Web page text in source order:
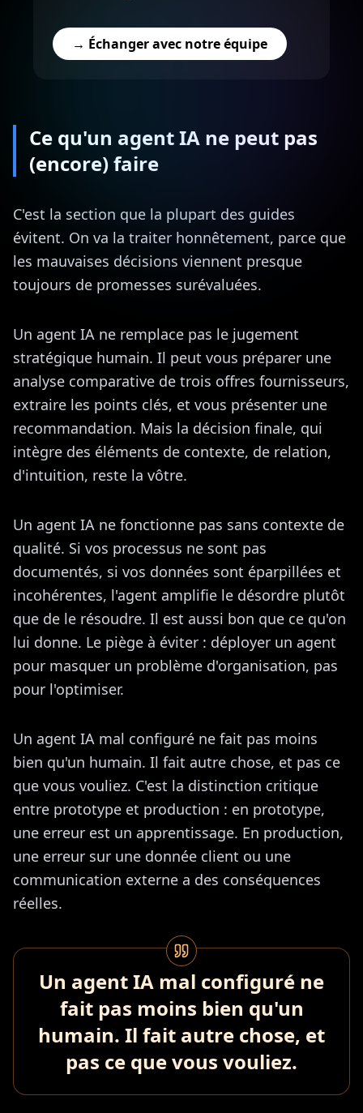
→ Échanger avec notre équipe
Ce qu'un agent IA ne peut pas
(encore) faire
C'est la section que la plupart des guides
évitent. On va la traiter honnêtement, parce que
les mauvaises décisions viennent presque
toujours de promesses surévaluées.
Un agent IA ne remplace pas le jugement
stratégique humain. Il peut vous préparer une
analyse comparative de trois offres fournisseurs,
extraire les points clés, et vous présenter une
recommandation. Mais la décision finale, qui
intègre des éléments de contexte, de relation,
d'intuition, reste la vôtre.
Un agent IA ne fonctionne pas sans contexte de
qualité. Si vos processus ne sont pas
documentés, si vos données sont éparpillées et
incohérentes, l'agent amplifie le désordre plutôt
que de le résoudre. Il est aussi bon que ce qu'on
lui donne. Le piège à éviter : déployer un agent
pour masquer un problème d'organisation, pas
pour l'optimiser.
Un agent IA mal configuré ne fait pas moins
bien qu'un humain. Il fait autre chose, et pas ce
que vous vouliez. C'est la distinction critique
entre prototype et production : en prototype,
une erreur est un apprentissage. En production,
une erreur sur une donnée client ou une
communication externe a des conséquences
réelles.
Un agent IA mal configuré ne
fait pas moins bien qu'un
humain. Il fait autre chose, et
pas ce que vous vouliez.